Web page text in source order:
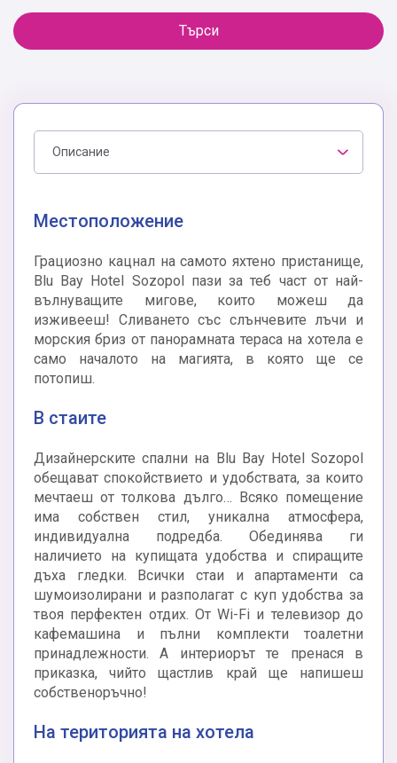
Търси
Описание
Местоположение
Грациозно кацнал на самото яхтено пристанище,
Blu Bay Hotel Sozopol пази за теб част от най-
вълнуващите мигове, които можеш да
изживееш! Сливането със слънчевите лъчи и
морския бриз от панорамната тераса на хотела е
само началото на магията, в която ще се
потопиш.
В стаите
Дизайнерските спални на Blu Bay Hotel Sozopol
обещават спокойствието и удобствата, за които
мечтаеш от толкова дълго… Всяко помещение
има собствен стил, уникална атмосфера,
индивидуална подредба. Обединява ги
наличието на купищата удобства и спиращите
дъха гледки. Всички стаи и апартаменти са
шумоизолирани и разполагат с куп удобства за
твоя перфектен отдих. От Wi-Fi и телевизор до
кафемашина и пълни комплекти тоалетни
принадлежности. А интериорът те пренася в
приказка, чийто щастлив край ще напишеш
собственоръчно!
На територията на хотела